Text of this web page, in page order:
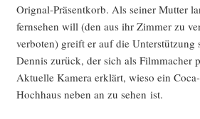
Ori­gnal-Prä­sent­korb. Als sei­ner Mut­ter
fern­se­hen will (den aus ihr Zim­mer zu
ver­bo­ten) greift er auf die Unter­stüt­zung
Den­nis zurück, der sich als Film­ma­cher
Aktu­el­le Kame­ra erklärt, wie­so ein
Hoch­haus neben an zu sehen ist.